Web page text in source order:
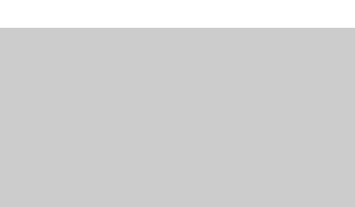
de colaboración con el ADC
López,